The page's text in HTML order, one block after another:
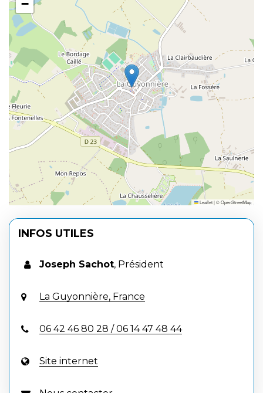
−
Leaflet|©OpenStreetMap
INFOS UTILES
Joseph Sachot, Président
La Guyonnière, France
06 42 46 80 28 / 06 14 47 48 44
Site internet